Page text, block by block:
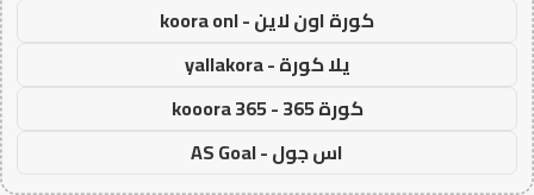
كورة اون لاين - koora onl
يلا كورة - yallakora
كورة 365 - kooora 365
اس جول - AS Goal